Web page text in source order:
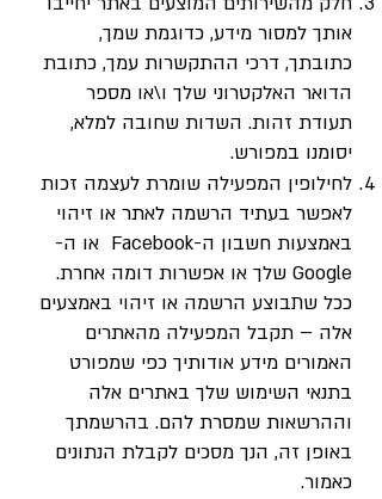
אותך למסור מידע, כדוגמת שמך,
כתובתך, דרכי ההתקשרות עמך, כתובת
הדואר האלקטרוני שלך ו\או מספר
תעודת זהות. השדות שחובה למלא,
יסומנו במפורש.
לחילופין המפעילה שומרת לעצמה זכות
לאפשר בעתיד הרשמה לאתר או זיהוי
באמצעות חשבון ה-Facebook או ה-
Google שלך או אפשרות דומה אחרת.
ככל שתבוצע הרשמה או זיהוי באמצעים
אלה – תקבל המפעילה מהאתרים
האמורים מידע אודותיך כפי שמפורט
בתנאי השימוש שלך באתרים אלה
וההרשאות שמסרת להם. בהרשמתך
באופן זה, הנך מסכים לקבלת הנתונים
כאמור.